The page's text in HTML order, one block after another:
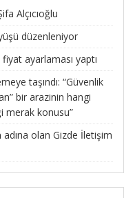
Alçıcıoğlu
düzenleniyor
ayarlaması yaptı
taşındı: “Güvenlik
bir arazinin hangi
merak konusu”
adına olan Gizde İletişim